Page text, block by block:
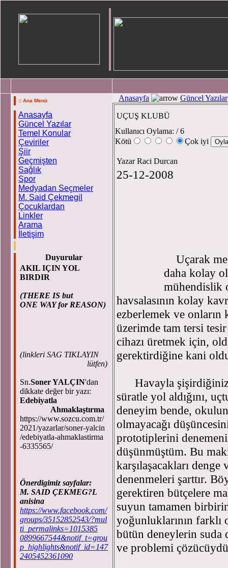
:: Ana Menü
Anasayfa
Güncel Yazılar
Temel Konular
Çeviriler
Şiir
Geçmişten
Sağlık
Spor
Medyadan Seçmeler
M. Said Çekmegil
Çocuklardan
Linkler
Arama
İletişim
Duyurular
AKIL IÇIN YOL
BIRDIR
(THERE IS but
ONE WAY for REASON)
(linkleri SAG TIKLAYIN
lütfen)
Sn.Soner YALÇIN'dan
dikkate değer bir yazı:
Edebiyatla
Ahmaklaştırma
https://www.sozcu.com.tr/
2021/yazarlar/soner-yalcin
/edebiyatla-ahmaklastirma
-6335565/
Önerdigimiz sayfalar:
M. SAID ÇEKMEG?L
anisina
https://www.facebook.com/
groups/35152852543/?mul
ti_permalinks=1015385
0899667544&notif_t=grou
p_highlights&notif_id=147
2405452361090
Anasayfa Güncel Yazılar
UÇUŞ KLUBÜ
Kullanıcı Oylama: / 6
Kötü
Çok iyi
Yazar Raci Durcan
25-12-2008
Uçarak
daha kolay
mühendislik
havsalasının kolay
ezberlemek ve onların
üzerimde tam tersi
cihazı üretmek için,
gerektirdiğine kani
Havayla şişirdiğiniz
süratle yol aldığını,
deneyim bende,
olmayacağı
prototiplerini
düşünmüştüm. Bu
karşılaşacakları
denenmeleri şarttır.
gerektiren bütçelere
suyun tamamen
yoğunluklarının farklı
bütün deneylerin suda
ve problemi